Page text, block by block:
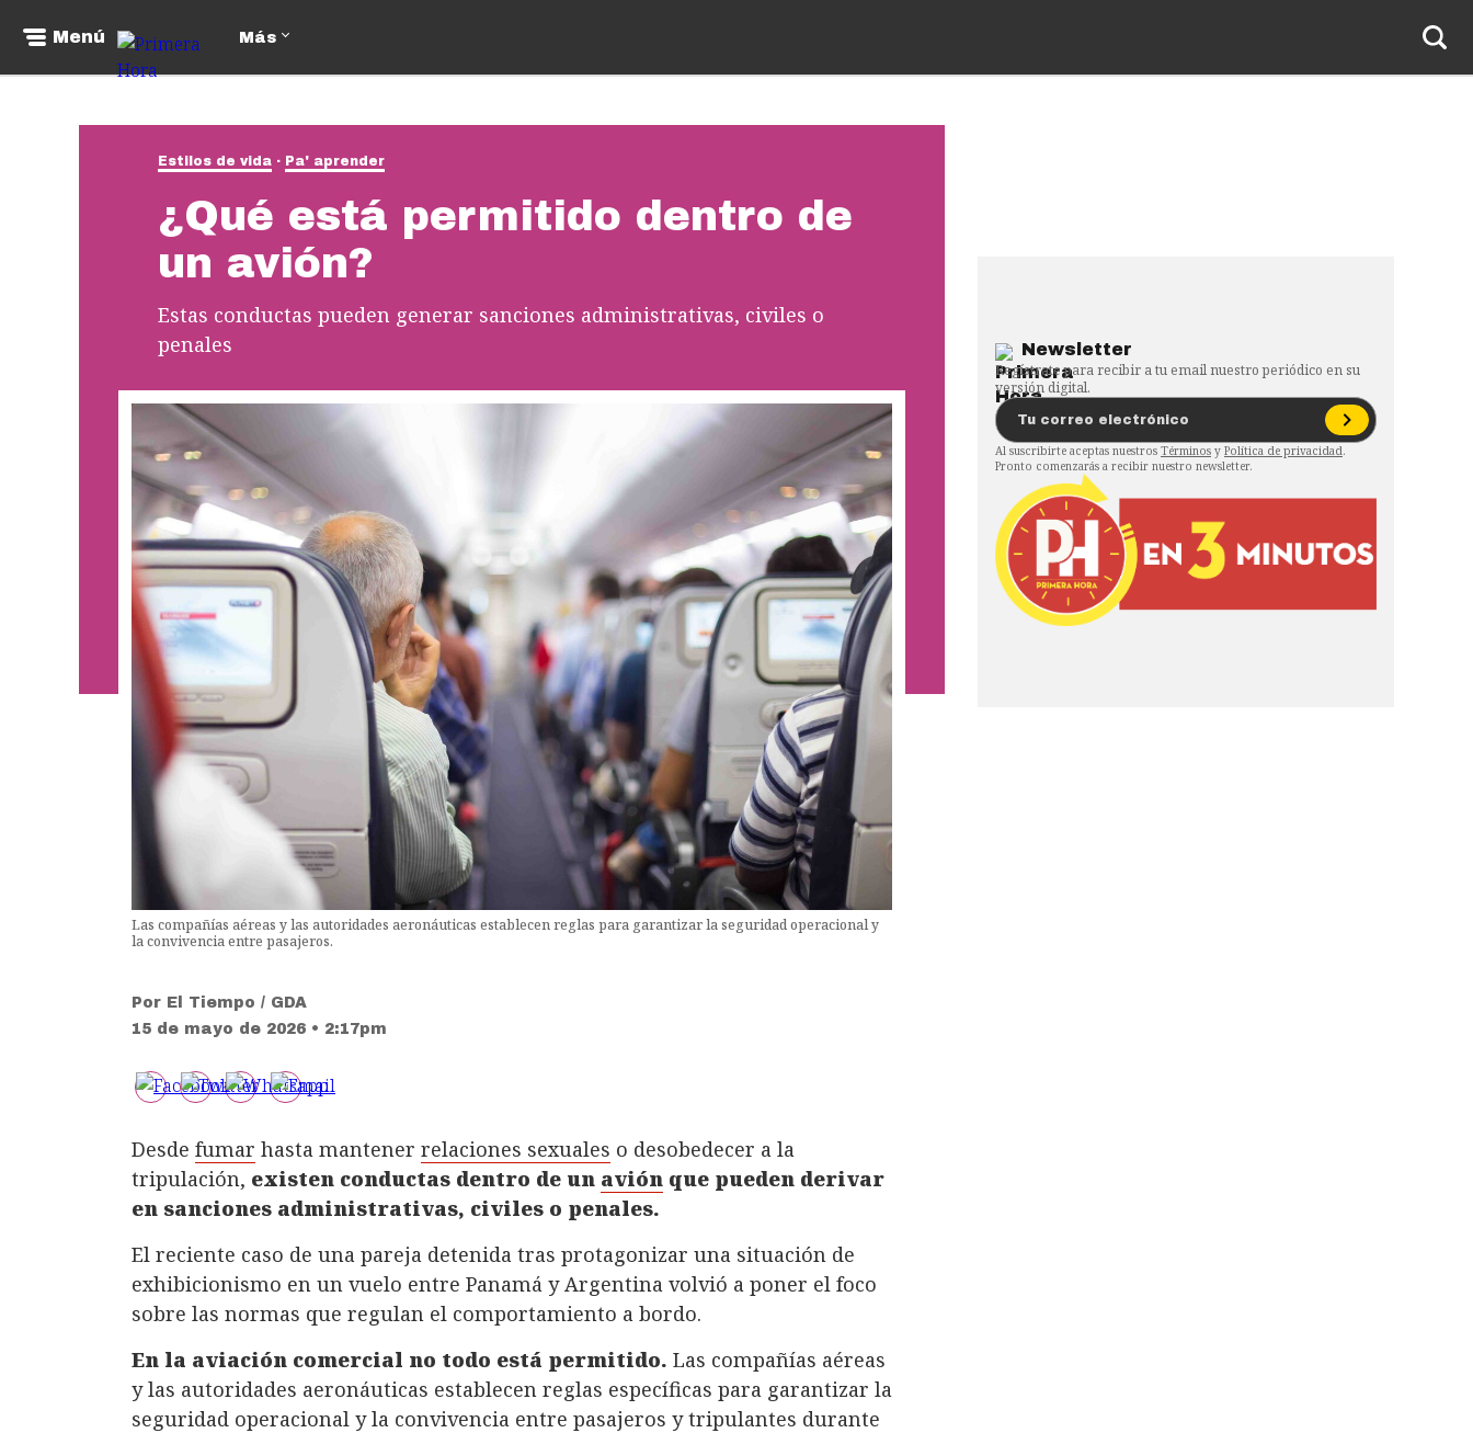
Menú Más
Estilos de vida Pa' aprender
¿Qué está permitido dentro de
un avión?
Estas conductas pueden generar sanciones administrativas, civiles o
penales
Las compañías aéreas y las autoridades aeronáuticas establecen reglas para garantizar la seguridad operacional y
la convivencia entre pasajeros.
Por El Tiempo / GDA
15 de mayo de 2026 • 2:17pm
Desde fumar hasta mantener relaciones sexuales o desobedecer a la
tripulación, existen conductas dentro de un avión que pueden derivar
en sanciones administrativas, civiles o penales.
El reciente caso de una pareja detenida tras protagonizar una situación de
exhibicionismo en un vuelo entre Panamá y Argentina volvió a poner el foco
sobre las normas que regulan el comportamiento a bordo.
En la aviación comercial no todo está permitido. Las compañías aéreas
y las autoridades aeronáuticas establecen reglas específicas para garantizar la
seguridad operacional y la convivencia entre pasajeros y tripulantes durante
Newsletter
Regístrate para recibir a tu email nuestro periódico en su
versión digital.
Al suscribirte aceptas nuestros Términos y Política de privacidad.
Pronto comenzarás a recibir nuestro newsletter.